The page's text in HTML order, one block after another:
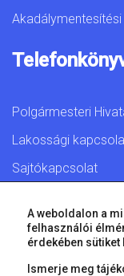
Polgármesteri
Lakossági
Sajtókapcsolat
© 2026 Győr
A weboldalon a
felhasználói
érdekében sütiket
Ismerje meg